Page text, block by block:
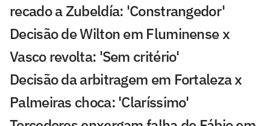
recado a Zubeldía: 'Constrangedor'
Decisão de Wilton em Fluminense x
Vasco revolta: 'Sem critério'
Decisão da arbitragem em Fortaleza x
Palmeiras choca: 'Claríssimo'